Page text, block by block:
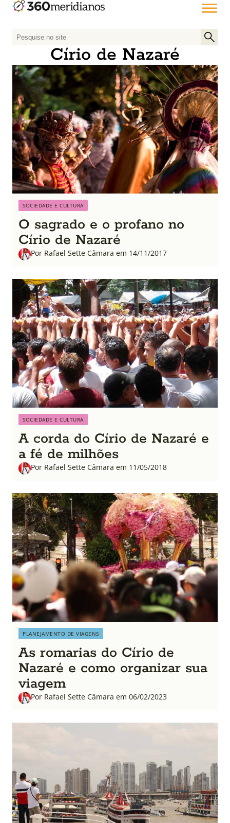
P
q
s
a
r
p
o
r
:
Círio de Nazaré
SOCIEDADE E CULTURA
O sagrado e o profano no
Círio de Nazaré
Por Rafael Sette Câmara em 14/11/2017
SOCIEDADE E CULTURA
A corda do Círio de Nazaré e
a fé de milhões
Por Rafael Sette Câmara em 11/05/2018
PLANEJAMENTO DE VIAGENS
As romarias do Círio de
Nazaré e como organizar sua
viagem
Por Rafael Sette Câmara em 06/02/2023